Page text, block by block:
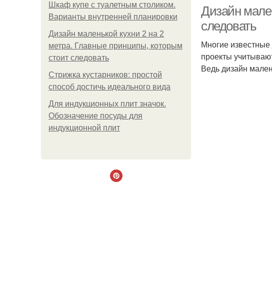
Шкаф купе с туалетным столиком.
Варианты внутренней планировки
Дизайн маленькой кухни 2 на 2
метра. Главные принципы, которым
стоит следовать
Стрижка кустарников: простой
способ достичь идеального вида
Для индукционных плит значок.
Обозначение посуды для
индукционной плит
Дизайн
следовать
Многие
проекты
Ведь дизайн